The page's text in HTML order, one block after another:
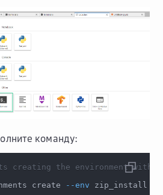
команду:
creating the environment with
create
--env zip_install